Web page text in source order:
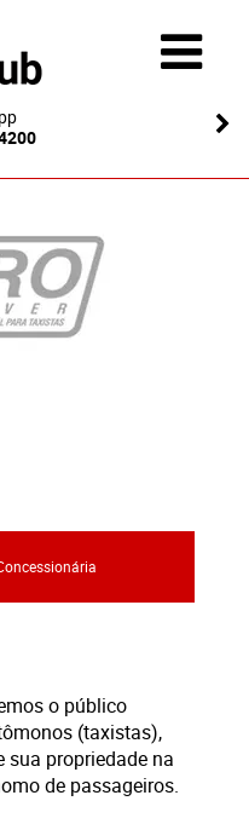
o público
(taxistas),
sua propriedade na
de passageiros.